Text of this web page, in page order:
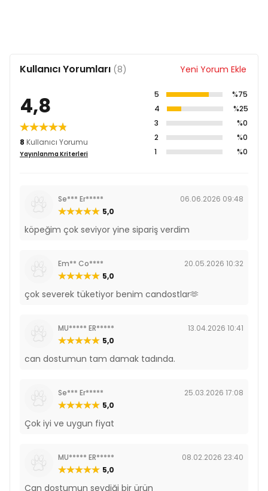
Kullanıcı Yorumları (8) Yeni Yorum Ekle
4,8
8 Kullanıcı Yorumu
Yayınlanma Kriterleri
5
%75
4
%25
3
%0
2
%0
1
%0
Se*** Er*****
06.06.2026 09:48
5,0
köpeğim çok seviyor yine sipariş verdim
Em** Co****
20.05.2026 10:32
5,0
çok severek tüketiyor benim candostlar🫶
MU***** ER*****
13.04.2026 10:41
5,0
can dostumun tam damak tadında.
Se*** Er*****
25.03.2026 17:08
5,0
Çok iyi ve uygun fiyat
MU***** ER*****
08.02.2026 23:40
5,0
Can dostumun sevdiği bir ürün